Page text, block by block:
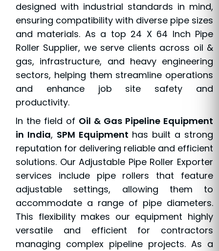
designed with industrial standards in mind,
ensuring compatibility with diverse pipe sizes
and materials. As a top 24 X 64 Inch Pipe
Roller Supplier, we serve clients across oil &
gas, infrastructure, and heavy engineering
sectors, helping them streamline operations
and enhance job site safety and
productivity.
In the field of Oil & Gas Pipeline Equipment
in India, SPM Equipment has built a strong
reputation for delivering reliable and efficient
solutions. Our Adjustable Pipe Roller Exporter
services include pipe rollers that feature
adjustable settings, allowing them to
accommodate a range of pipe diameters.
This flexibility makes our equipment highly
versatile and efficient for contractors
managing complex pipeline projects. As a